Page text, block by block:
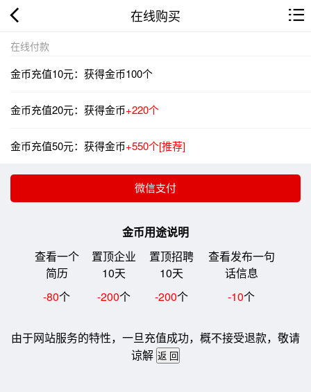
在线购买
在线付款
金币充值10元：获得金币100个
金币充值20元：获得金币+220个
金币充值50元：获得金币+550个[推荐]
金币用途说明
查看一个
简历
置顶企业
10天
置顶招聘
10天
查看发布一句
话信息
-80个 -200个 -200个 -10个
由于网站服务的特性，一旦充值成功，概不接受退款，敬请
谅解